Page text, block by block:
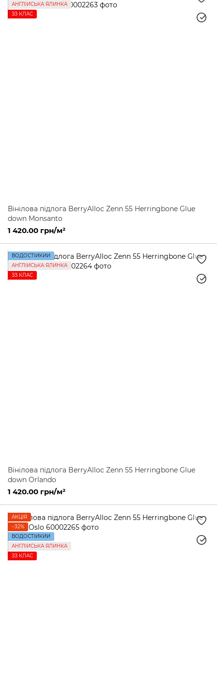
АНГЛІЙСЬКА ЯЛИНКА
ЗЗ КЛАС
Вінілова підлога BerryAlloc Zenn 55 Herringbone Glue
down Monsanto
1 420.00 грн/м²
ВОДОСТІЙКИЙ
АНГЛІЙСЬКА ЯЛИНКА
ЗЗ КЛАС
Вінілова підлога BerryAlloc Zenn 55 Herringbone Glue
down Orlando
1 420.00 грн/м²
АКЦІЯ
−32%
ВОДОСТІЙКИЙ
АНГЛІЙСЬКА ЯЛИНКА
ЗЗ КЛАС